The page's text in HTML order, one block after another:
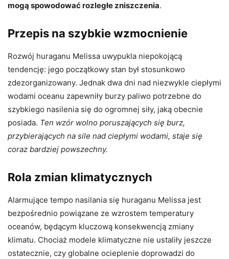
mogą spowodować rozległe zniszczenia.
Przepis na szybkie wzmocnienie
Rozwój huraganu Melissa uwypukla niepokojącą
tendencję: jego początkowy stan był stosunkowo
zdezorganizowany. Jednak dwa dni nad niezwykle ciepłymi
wodami oceanu zapewniły burzy paliwo potrzebne do
szybkiego nasilenia się do ogromnej siły, jaką obecnie
posiada. Ten wzór wolno poruszających się burz,
przybierających na sile nad ciepłymi wodami, staje się
coraz bardziej powszechny.
Rola zmian klimatycznych
Alarmujące tempo nasilania się huraganu Melissa jest
bezpośrednio powiązane ze wzrostem temperatury
oceanów, będącym kluczową konsekwencją zmiany
klimatu. Chociaż modele klimatyczne nie ustaliły jeszcze
ostatecznie, czy globalne ocieplenie doprowadzi do